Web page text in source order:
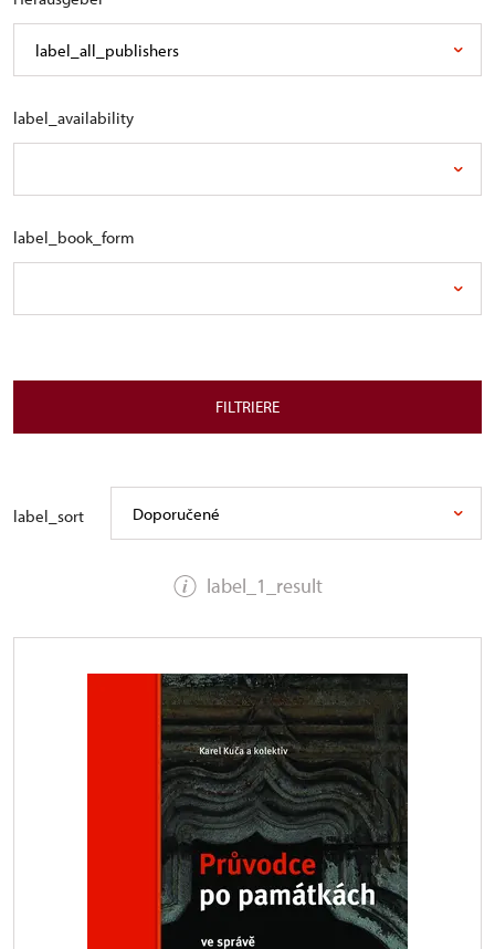
label_all_publishers
label_availability
label_book_form
FILTRIERE
label_1_result
label_sort Doporučené